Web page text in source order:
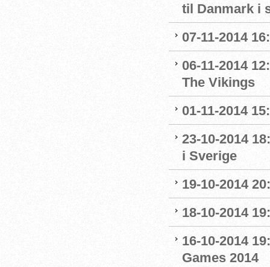
til Danmark i
07-11-2014
06-11-2014
The Vikings
01-11-2014
23-10-2014
i Sverige
19-10-2014
18-10-2014
16-10-2014
Games 2014